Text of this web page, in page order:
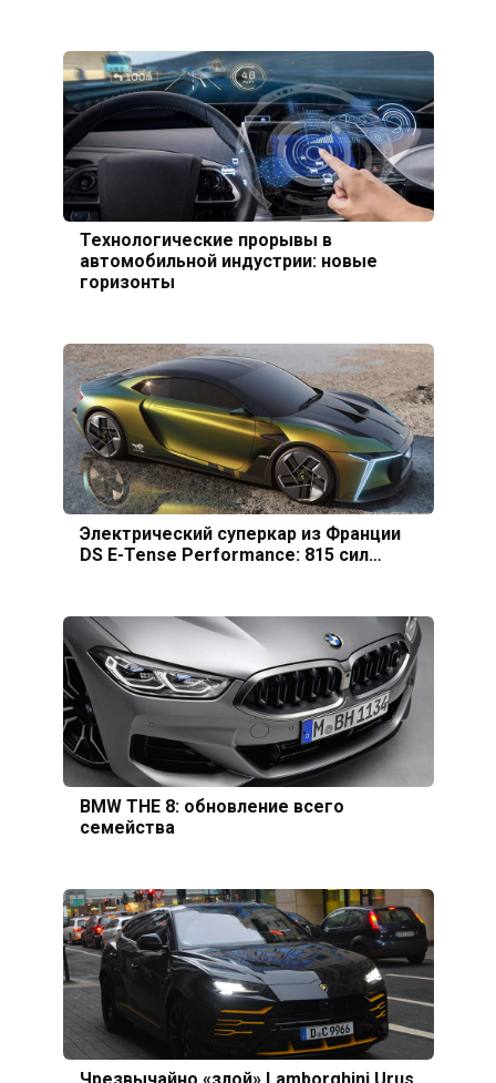
Технологические прорывы в
автомобильной индустрии: новые
горизонты
Электрический суперкар из Франции
DS E-Tense Performance: 815 сил…
BMW THE 8: обновление всего
семейства
Чрезвычайно «злой» Lamborghini Urus